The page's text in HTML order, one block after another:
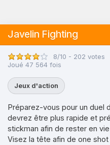
Javelin Fighting
8/10 - 202 votes
Joué 47 564 fois
Jeux d'action
Préparez-vous pour un duel
devrez être plus rapide et
stickman afin de rester en
Visez la tête afin de one